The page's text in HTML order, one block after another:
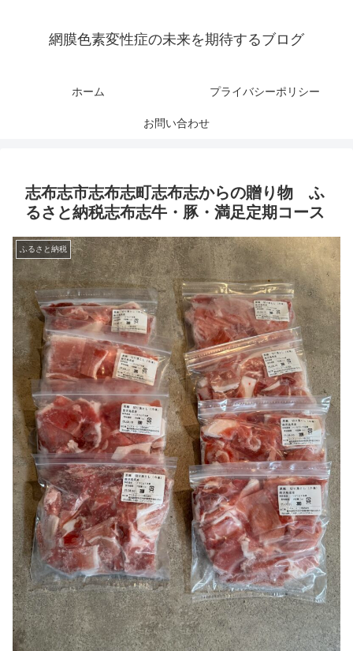
網膜色素変性症の未来を期待するブログ
ホーム プライバシーポリシー
お問い合わせ
志布志市志布志町志布志からの贈り物 ふ
るさと納税志布志牛・豚・満足定期コース
ふるさと納税